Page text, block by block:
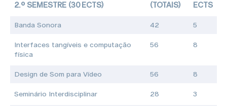
2.º SEMESTRE (30 ECTS)
(TOTAIS)
ECTS
Banda Sonora 42 5
Interfaces tangíveis e computação
física
56 8
Design de Som para Vídeo 56 8
Seminário Interdisciplinar 28 3